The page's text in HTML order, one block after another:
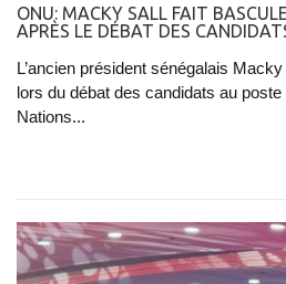
ONU: MACKY SALL FAIT
APRÈS LE DÉBAT DES
L’ancien président sénégalais
lors du débat des candidats au
Nations...